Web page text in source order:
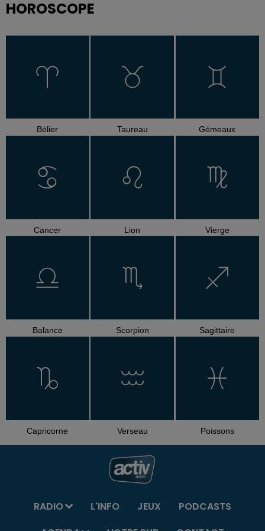
HOROSCOPE
Bélier Taureau Gémeaux
Cancer Lion Vierge
Balance Scorpion Sagittaire
Capricorne Verseau Poissons
RADIO L'INFO JEUX
PODCASTS